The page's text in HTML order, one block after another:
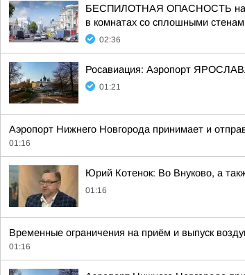
БЕСПИЛОТНАЯ ОПАСНОСТЬ на
в комнатах со сплошными
02:36
Росавиация: Аэропорт
01:21
Аэропорт Нижнего Новгорода принимает и
01:16
Юрий Котенок: Во Внуково, а
01:16
Временные ограничения на приём и выпуск
01:16